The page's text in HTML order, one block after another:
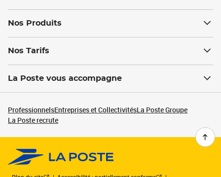
Nos Produits
Nos Tarifs
La Poste vous accompagne
ProfessionnelsEntreprises et CollectivitésLa Poste Groupe
La Poste recrute